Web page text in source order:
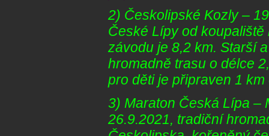
2) Českolipské Kozly –
České Lípy od
závodu je 8,2 km. Starší
hromadně trasu o délce
pro děti je připraven 1
3) Maraton Česká Lípa –
26.9.2021, tradiční